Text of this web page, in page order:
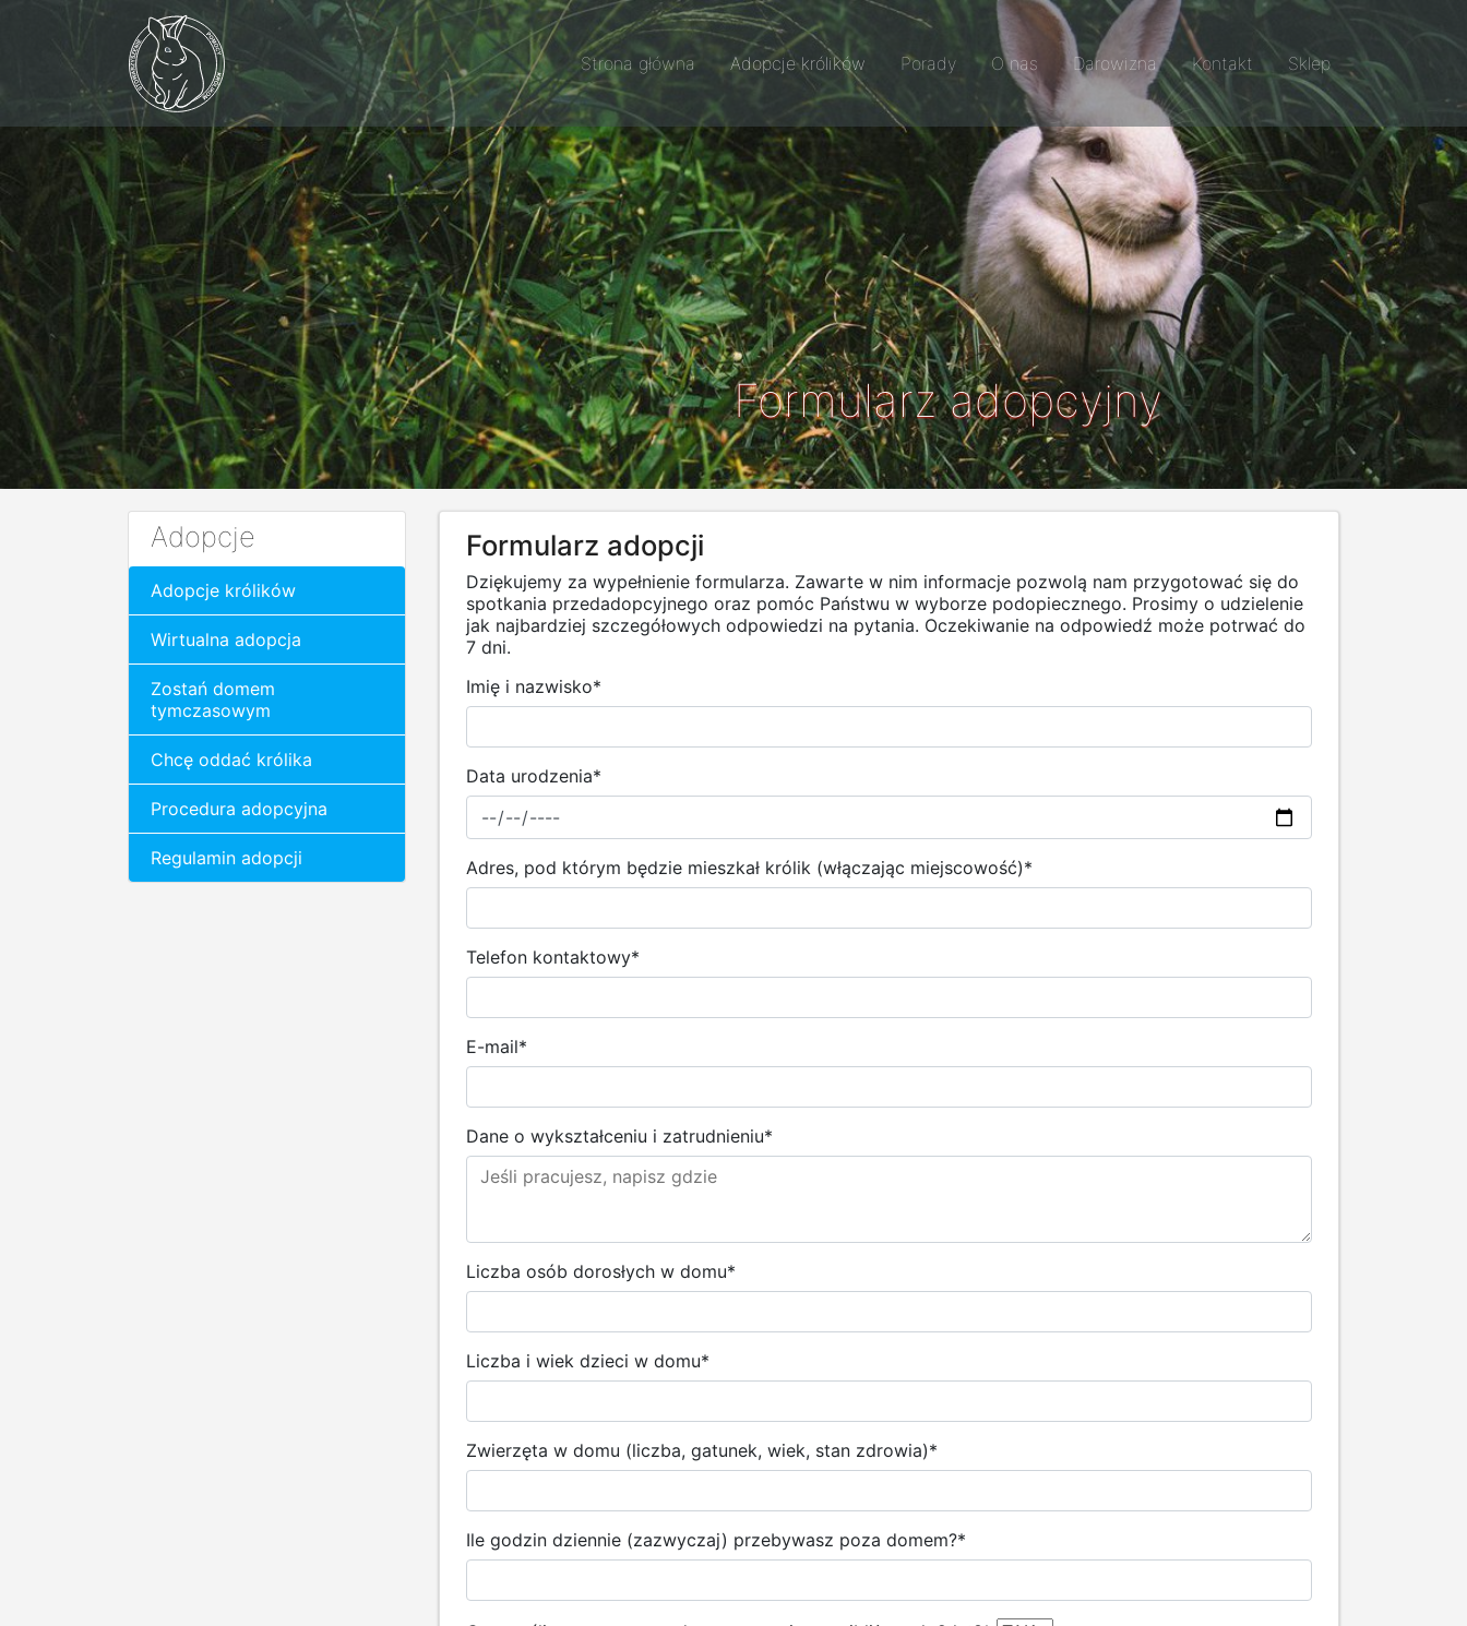
Strona główna Adopcje królików Porady O nas Darowizna Kontakt Sklep
Formularz adopcyjny
Adopcje
Adopcje królików
Wirtualna adopcja
Zostań domem
tymczasowym
Chcę oddać królika
Procedura adopcyjna
Regulamin adopcji
Formularz adopcji
Dziękujemy za wypełnienie formularza. Zawarte w nim informacje pozwolą nam przygotować się do
spotkania przedadopcyjnego oraz pomóc Państwu w wyborze podopiecznego. Prosimy o udzielenie
jak najbardziej szczegółowych odpowiedzi na pytania. Oczekiwanie na odpowiedź może potrwać do
7 dni.
Imię i nazwisko*
Data urodzenia*
Adres, pod którym będzie mieszkał królik (włączając miejscowość)*
Telefon kontaktowy*
E-mail*
Dane o wykształceniu i zatrudnieniu*
Liczba osób dorosłych w domu*
Liczba i wiek dzieci w domu*
Zwierzęta w domu (liczba, gatunek, wiek, stan zdrowia)*
Ile godzin dziennie (zazwyczaj) przebywasz poza domem?*